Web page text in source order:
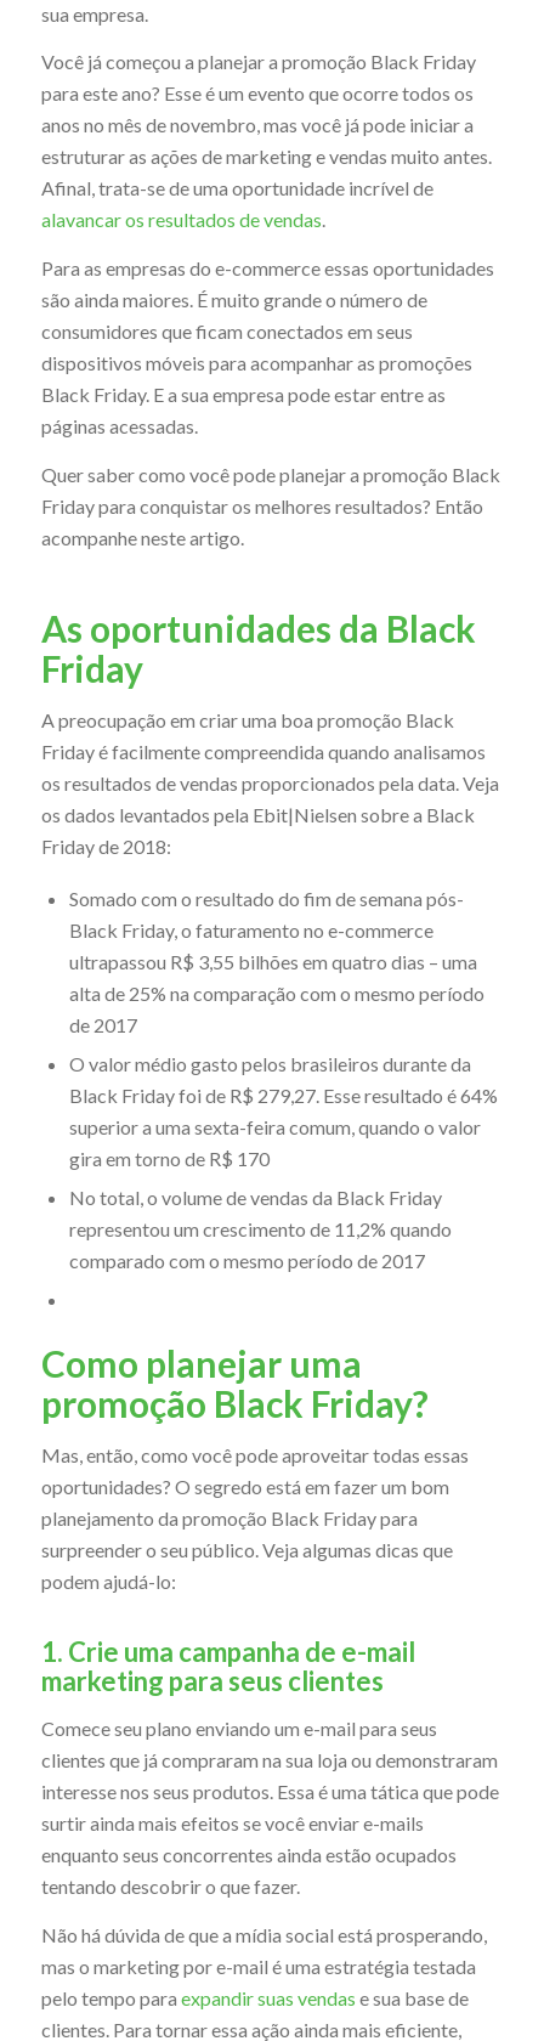
sua empresa.
Você já começou a planejar a promoção Black Friday
para este ano? Esse é um evento que ocorre todos os
anos no mês de novembro, mas você já pode iniciar a
estruturar as ações de marketing e vendas muito antes.
Afinal, trata-se de uma oportunidade incrível de
alavancar os resultados de vendas.
Para as empresas do e-commerce essas oportunidades
são ainda maiores. É muito grande o número de
consumidores que ficam conectados em seus
dispositivos móveis para acompanhar as promoções
Black Friday. E a sua empresa pode estar entre as
páginas acessadas.
Quer saber como você pode planejar a promoção Black
Friday para conquistar os melhores resultados? Então
acompanhe neste artigo.
As oportunidades da Black
Friday
A preocupação em criar uma boa promoção Black
Friday é facilmente compreendida quando analisamos
os resultados de vendas proporcionados pela data. Veja
os dados levantados pela Ebit|Nielsen sobre a Black
Friday de 2018:
Somado com o resultado do fim de semana pós-
Black Friday, o faturamento no e-commerce
ultrapassou R$ 3,55 bilhões em quatro dias – uma
alta de 25% na comparação com o mesmo período
de 2017
O valor médio gasto pelos brasileiros durante da
Black Friday foi de R$ 279,27. Esse resultado é 64%
superior a uma sexta-feira comum, quando o valor
gira em torno de R$ 170
No total, o volume de vendas da Black Friday
representou um crescimento de 11,2% quando
comparado com o mesmo período de 2017
Como planejar uma
promoção Black Friday?
Mas, então, como você pode aproveitar todas essas
oportunidades? O segredo está em fazer um bom
planejamento da promoção Black Friday para
surpreender o seu público. Veja algumas dicas que
podem ajudá-lo:
1. Crie uma campanha de e-mail
marketing para seus clientes
Comece seu plano enviando um e-mail para seus
clientes que já compraram na sua loja ou demonstraram
interesse nos seus produtos. Essa é uma tática que pode
surtir ainda mais efeitos se você enviar e-mails
enquanto seus concorrentes ainda estão ocupados
tentando descobrir o que fazer.
Não há dúvida de que a mídia social está prosperando,
mas o marketing por e-mail é uma estratégia testada
pelo tempo para expandir suas vendas e sua base de
clientes. Para tornar essa ação ainda mais eficiente,